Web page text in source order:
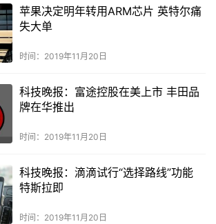
苹果决定明年转用ARM芯片 英特尔痛
失大单
时间：2019年11月20日
科技晚报：富途控股在美上市 丰田品
牌在华推出
时间：2019年11月20日
科技晚报：滴滴试行“选择路线”功能
特斯拉即
时间：2019年11月20日